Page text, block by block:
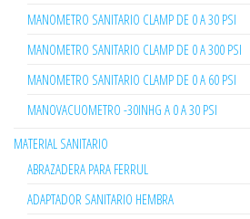
MANOMETRO SANITARIO CLAMP DE 0 A 30 PSI
MANOMETRO SANITARIO CLAMP DE 0 A 300 PSI
MANOMETRO SANITARIO CLAMP DE 0 A 60 PSI
MANOVACUOMETRO -30INHG A 0 A 30 PSI
MATERIAL SANITARIO
ABRAZADERA PARA FERRUL
ADAPTADOR SANITARIO HEMBRA